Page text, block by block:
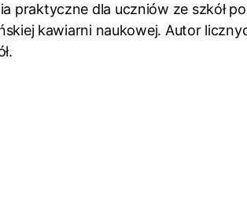
praktyczne dla uczniów ze szkół
kawiarni naukowej. Autor